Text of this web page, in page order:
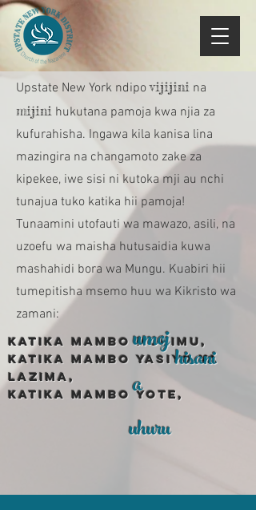
Upstate New York ndipovijijini na
mijini hukutana pamoja kwa njia za
kufurahisha. Ingawa kila kanisa lina
mazingira na changamoto zake za
kipekee, iwe sisi ni kutoka mji au nchi
tunajua tuko katika hii pamoja!
Tunaamini utofauti wa mawazo, asili, na
uzoefu wa maisha hutusaidia kuwa
mashahidi bora wa Mungu. Kuabiri hii
tumepitisha msemo huu wa Kikristo wa
zamani:
Katika mambo muhimu,
Katika mambo yasiyo ya
lazima,
Katika mambo yote,
umoj
a
hisani
uhuru